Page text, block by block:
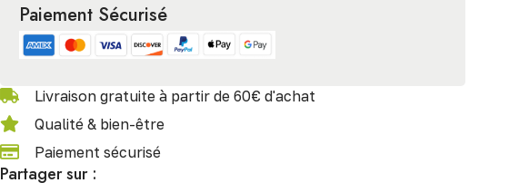
Paiement Sécurisé
Livraison gratuite à partir de 60€ d'achat
Qualité & bien-être
Paiement sécurisé
Partager sur :